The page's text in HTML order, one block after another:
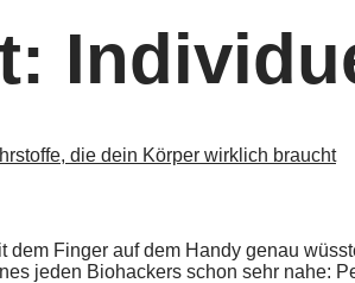
die dein Körper wirklich braucht
Finger auf dem Handy genau
jeden Biohackers schon sehr nahe: